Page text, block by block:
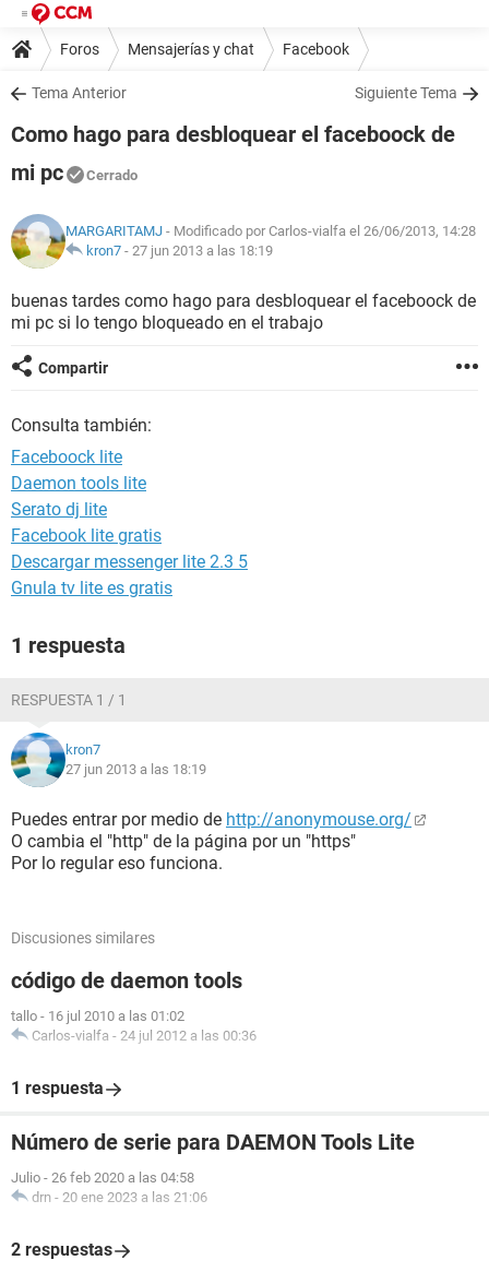
Foros Mensajerías y chat Facebook
Tema Anterior Siguiente Tema
Como hago para desbloquear el faceboock de
mi pc
Cerrado
MARGARITAMJ - Modificado por Carlos-vialfa el 26/06/2013, 14:28
kron7 - 27 jun 2013 a las 18:19
buenas tardes como hago para desbloquear el faceboock de
mi pc si lo tengo bloqueado en el trabajo
Compartir
Consulta también:
Faceboock lite
Daemon tools lite
Serato dj lite
Facebook lite gratis
Descargar messenger lite 2.3 5
Gnula tv lite es gratis
1 respuesta
RESPUESTA 1 / 1
kron7
27 jun 2013 a las 18:19
Puedes entrar por medio de http://anonymouse.org/
O cambia el "http" de la página por un "https"
Por lo regular eso funciona.
Discusiones similares
código de daemon tools
tallo - 16 jul 2010 a las 01:02
Carlos-vialfa - 24 jul 2012 a las 00:36
1 respuesta
Número de serie para DAEMON Tools Lite
Julio - 26 feb 2020 a las 04:58
drn - 20 ene 2023 a las 21:06
2 respuestas